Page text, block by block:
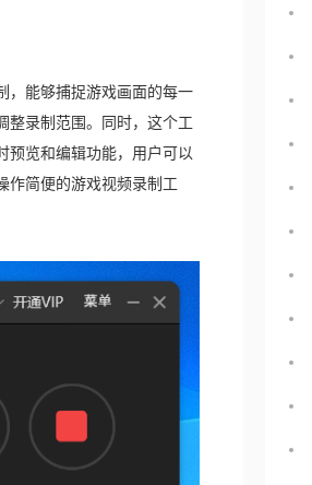
，能够捕捉游戏画面的每一
整录制范围。同时，这个工
预览和编辑功能，用户可以
作简便的游戏视频录制工